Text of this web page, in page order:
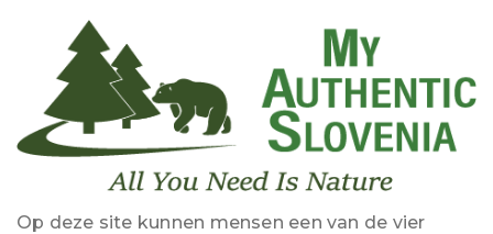
Op deze site kunnen mensen een van de vier